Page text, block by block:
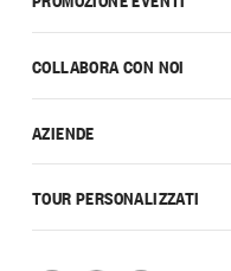
COLLABORA CON NOI
AZIENDE
TOUR PERSONALIZZATI